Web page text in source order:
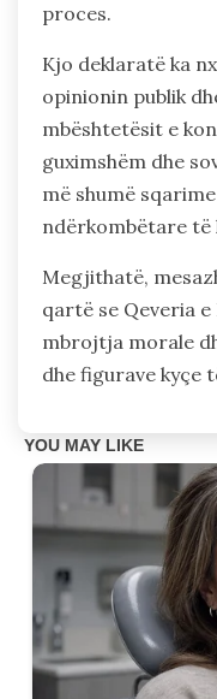
proces.
Kjo deklaratë ka
opinionin publik
mbështetësit e
guximshëm dhe
më shumë
ndërkombëtare të
Megjithatë,
qartë se Qeveria
mbrojtja morale
dhe figurave kyçe